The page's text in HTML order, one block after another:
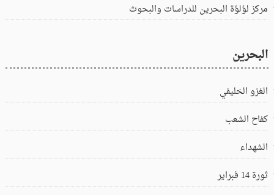
مركز لؤلؤة البحرين للدراسات والبحوث
البحرين
الغزو الخليفي
كفاح الشعب
الشهداء
ثورة 14 فبراير